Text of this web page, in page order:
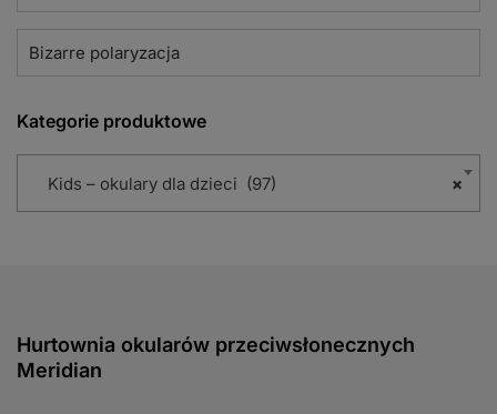
Bizarre polaryzacja
Kategorie produktowe
×
Kids – okulary dla dzieci (97)
Hurtownia okularów przeciwsłonecznych
Meridian